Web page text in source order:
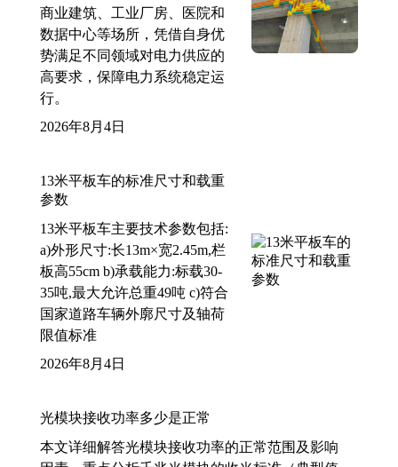
商业建筑、工业厂房、医院和
数据中心等场所，凭借自身优
势满足不同领域对电力供应的
高要求，保障电力系统稳定运
行。
2026年8月4日
13米平板车的标准尺寸和载重
参数
13米平板车主要技术参数包括:
a)外形尺寸:长13m×宽2.45m,栏
板高55cm b)承载能力:标载30-
35吨,最大允许总重49吨 c)符合
国家道路车辆外廓尺寸及轴荷
限值标准
2026年8月4日
光模块接收功率多少是正常
本文详细解答光模块接收功率的正常范围及影响